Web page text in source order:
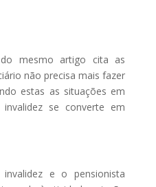
mesmo artigo cita as
não precisa mais fazer
estas as situações em
se converte em
e o pensionista